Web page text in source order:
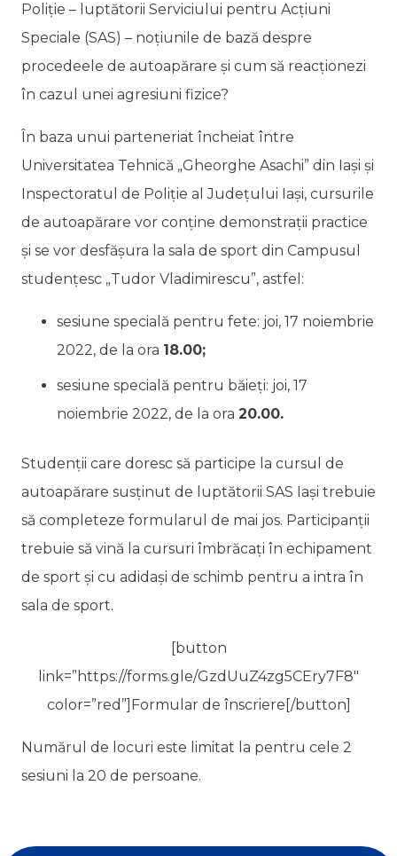
Poliție – luptătorii Serviciului pentru Acțiuni
Speciale (SAS) – noțiunile de bază despre
procedeele de autoapărare și cum să reacționezi
în cazul unei agresiuni fizice?
În baza unui parteneriat încheiat între
Universitatea Tehnică „Gheorghe Asachi” din Iași și
Inspectoratul de Poliție al Județului Iași, cursurile
de autoapărare vor conține demonstrații practice
și se vor desfășura la sala de sport din Campusul
studențesc „Tudor Vladimirescu”, astfel:
sesiune specială pentru fete: joi, 17 noiembrie
2022, de la ora 18.00;
sesiune specială pentru băieți: joi, 17
noiembrie 2022, de la ora 20.00.
Studenții care doresc să participe la cursul de
autoapărare susținut de luptătorii SAS Iași trebuie
să completeze formularul de mai jos. Participanții
trebuie să vină la cursuri îmbrăcați în echipament
de sport și cu adidași de schimb pentru a intra în
sala de sport.
[button
link=”https://forms.gle/GzdUuZ4zg5CEry7F8″
color=”red”]Formular de înscriere[/button]
Numărul de locuri este limitat la pentru cele 2
sesiuni la 20 de persoane.